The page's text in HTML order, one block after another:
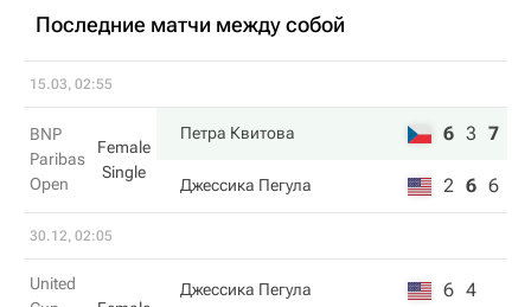
Последние матчи между собой
15.03, 02:55
BNP
Paribas
Open
Female
Single
Петра Квитова 6 3 7
Джессика Пегула 2 6 6
30.12, 02:05
United
Джессика Пегула 6 4